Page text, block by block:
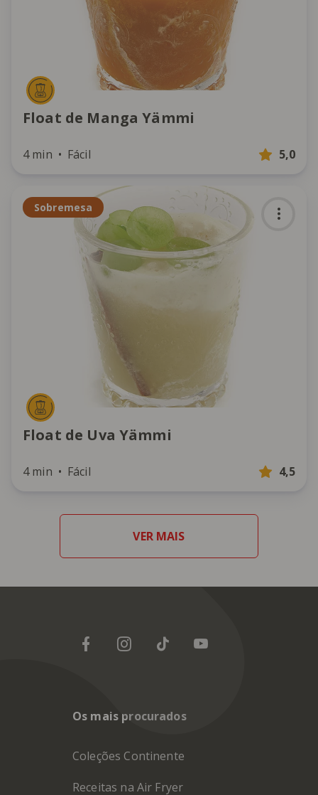
Float de Manga Yämmi
4 min Fácil 5,0
Sobremesa
Float de Uva Yämmi
4 min Fácil 4,5
VER MAIS
Os mais procurados
Coleções Continente
Receitas na Air Fryer